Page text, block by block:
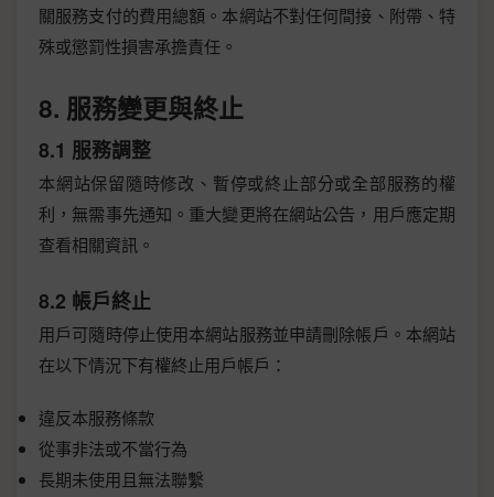
關服務支付的費用總額。本網站不對任何間接、附帶、特
殊或懲罰性損害承擔責任。
8. 服務變更與終止
8.1 服務調整
本網站保留隨時修改、暫停或終止部分或全部服務的權
利，無需事先通知。重大變更將在網站公告，用戶應定期
查看相關資訊。
8.2 帳戶終止
用戶可隨時停止使用本網站服務並申請刪除帳戶。本網站
在以下情況下有權終止用戶帳戶：
違反本服務條款
從事非法或不當行為
長期未使用且無法聯繫